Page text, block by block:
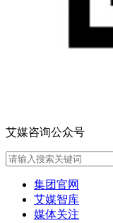
艾媒咨询公众号
集团官网
艾媒智库
媒体关注